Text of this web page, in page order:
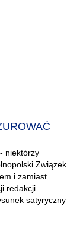
niektórzy
Związek
i zamiast
redakcji.
satyryczny